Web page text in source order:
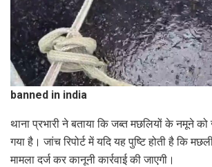
banned in india
थाना प्रभारी ने बताया कि जब्त मछलियों के नमूने
गया है। जांच रिपोर्ट में यदि यह पुष्टि होती है कि
मामला दर्ज कर कानूनी कार्रवाई की जाएगी।